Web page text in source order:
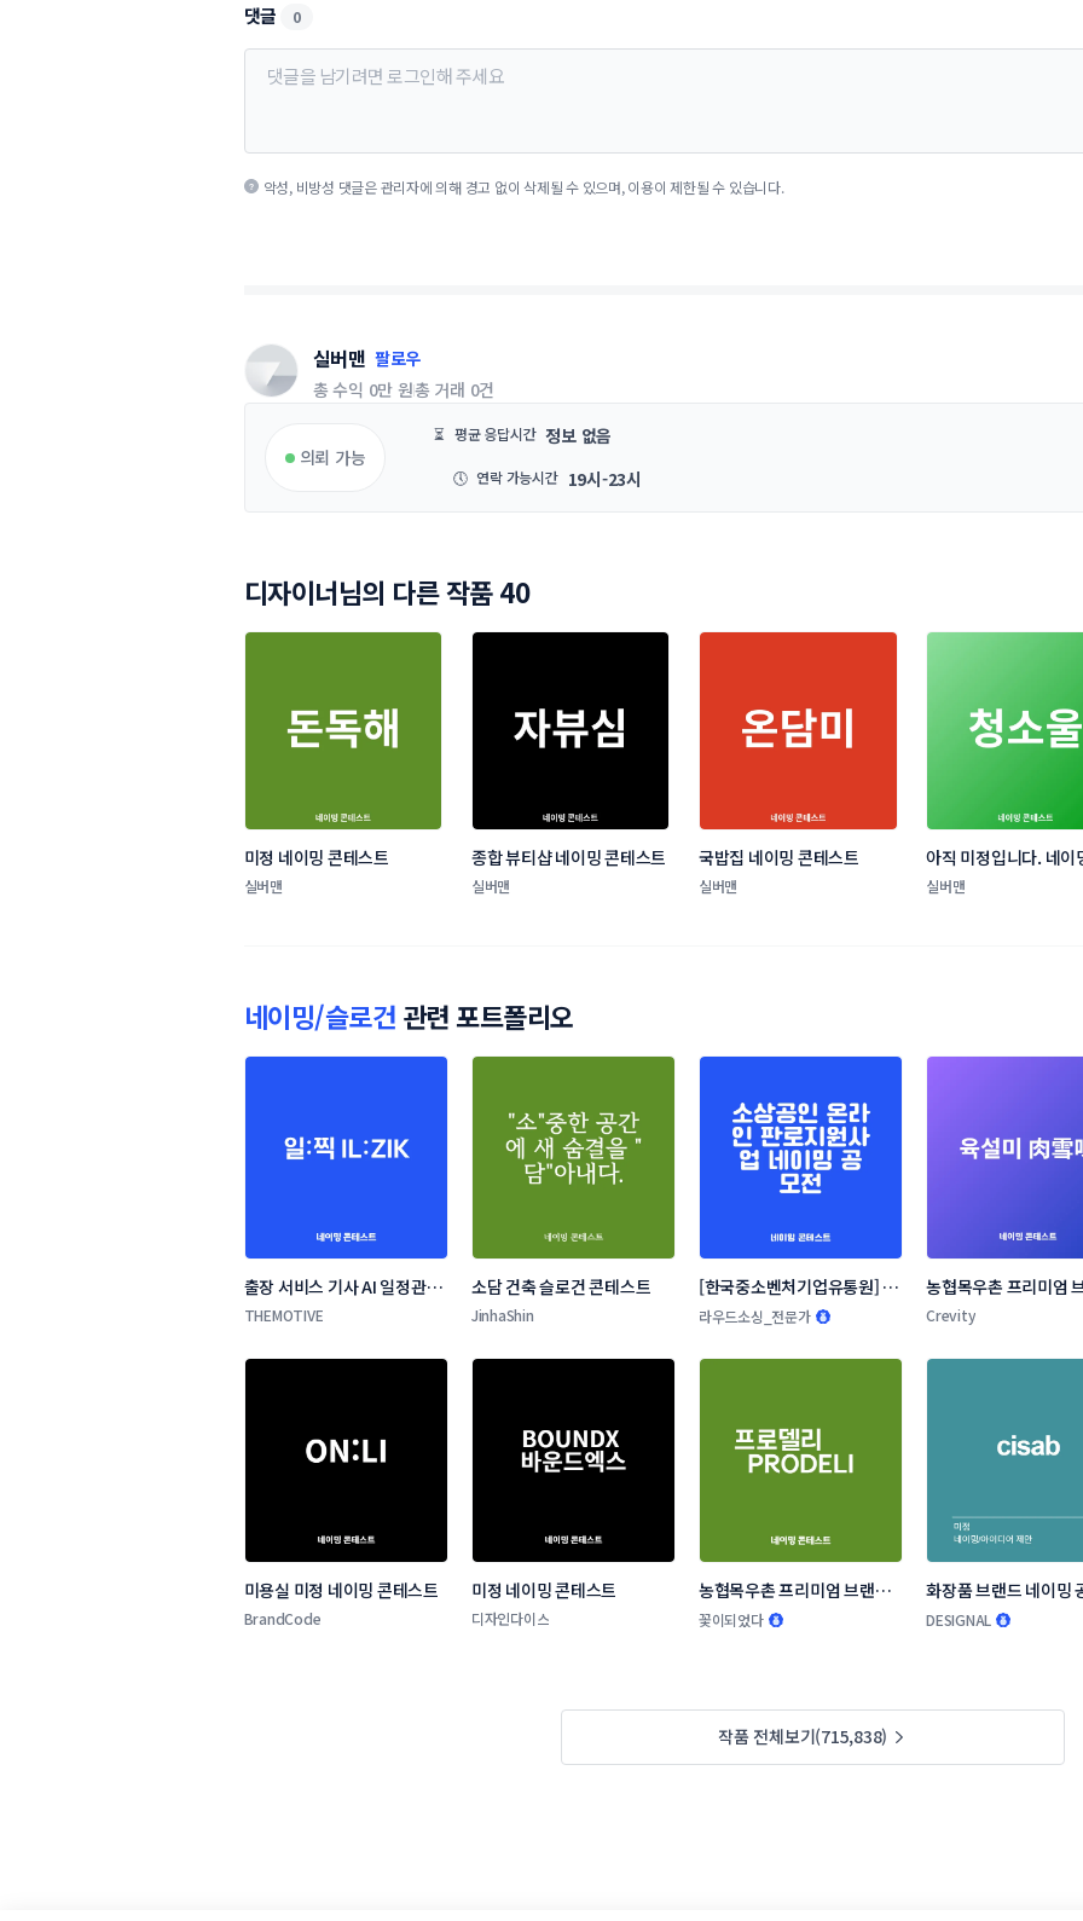
댓글 0
악성, 비방성 댓글은 관리자에 의해 경고 없이 삭제될 수 있으며, 이용이 제한될 수 있습니다.
실버맨 팔로우
총 수익 0만 원총 거래 0건
의뢰 가능
⏳ 평균 응답시간 정보 없음
🕔 연락 가능시간 19시-23시
디자이너님의 다른 작품 40
미정 네이밍 콘테스트
실버맨
종합 뷰티샵 네이밍 콘테스트
실버맨
국밥집 네이밍 콘테스트
실버맨
아직 미정입니다. 네이
테스트
실버맨
네이밍/슬로건 관련 포트폴리오
출장 서비스 기사 AI 일정관리
앱 네이밍 콘테스트
THEMOTIVE
소담 건축 슬로건 콘테스트
JinhaShin
[한국중소벤처기업유통원] 소
상공인 온라인 판로지원사업
라우드소싱_전문가
농협목우촌 프리미엄
네이밍 공모
Crevity
미용실 미정 네이밍 콘테스트
BrandCode
미정 네이밍 콘테스트
디자인다이스
농협목우촌 프리미엄 브랜드
네이밍 공모
꽃이되었다
화장품 브랜드 네이밍
DESIGNAL
작품 전체보기(715,838)